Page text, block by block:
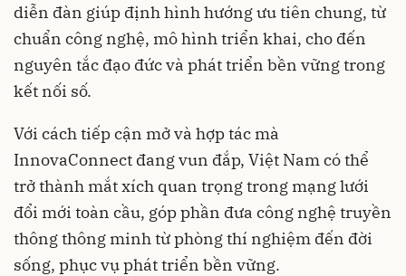
diễn đàn giúp định hình hướng ưu tiên chung, từ
chuẩn công nghệ, mô hình triển khai, cho đến
nguyên tắc đạo đức và phát triển bền vững trong
kết nối số.
Với cách tiếp cận mở và hợp tác mà
InnovaConnect đang vun đắp, Việt Nam có thể
trở thành mắt xích quan trọng trong mạng lưới
đổi mới toàn cầu, góp phần đưa công nghệ truyền
thông thông minh từ phòng thí nghiệm đến đời
sống, phục vụ phát triển bền vững.